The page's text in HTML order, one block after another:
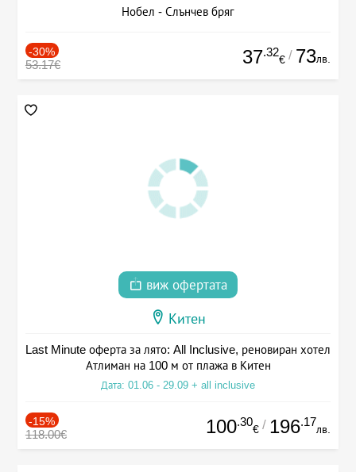
Нобел - Слънчев бряг
-30%
53.17€ 37.32
€ / 73лв.
виж офертата
Китен
Last Minute оферта за лято: All Inclusive, реновиран хотел
Атлиман на 100 м от плажа в Китен
Дата: 01.06 - 29.09 + all inclusive
-15%
118.00€ 100.30
€ / 196.17
лв.